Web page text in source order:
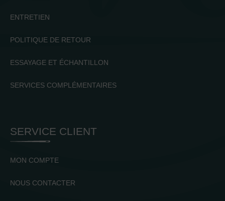
ENTRETIEN
POLITIQUE DE RETOUR
ESSAYAGE ET ÉCHANTILLON
SERVICES COMPLÉMENTAIRES
SERVICE CLIENT
MON COMPTE
NOUS CONTACTER